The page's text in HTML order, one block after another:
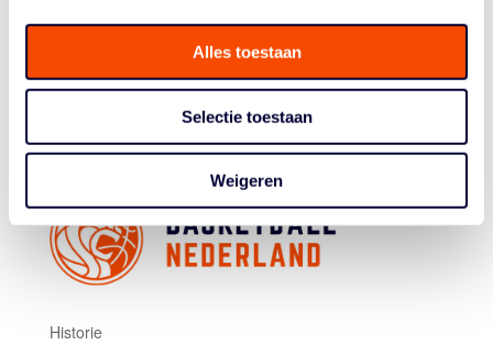
Alles toestaan
Selectie toestaan
Weigeren
https://www.youtube.com/watch?
v=L0250P2AY_Uhttps://www.youtube.com/watch?
v=tbxjcmQmrKIhttps://www.youtube.com/watch?
Historie